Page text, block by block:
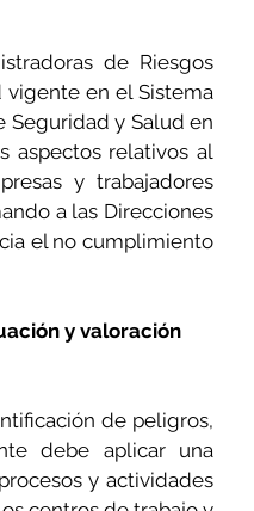
de Riesgos
vigente en el Sistema
Seguridad y Salud en
aspectos relativos al
y trabajadores
a las Direcciones
el no cumplimiento
y valoración
de peligros,
debe aplicar una
y actividades